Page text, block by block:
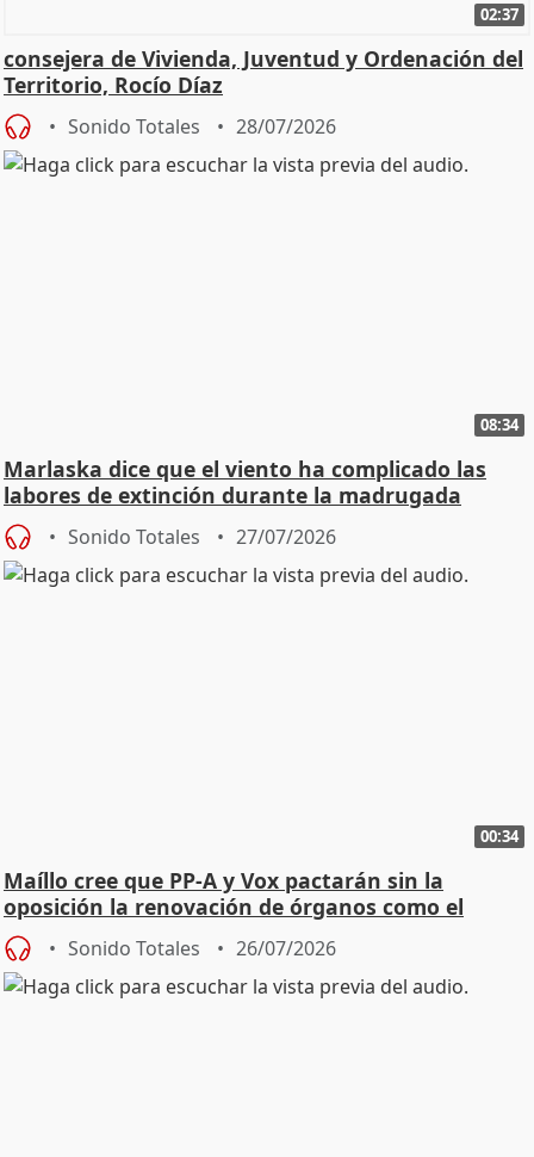
02:37
consejera de Vivienda, Juventud y Ordenación del
Territorio, Rocío Díaz
Sonido Totales 28/07/2026
08:34
Marlaska dice que el viento ha complicado las
labores de extinción durante la madrugada
Sonido Totales 27/07/2026
00:34
Maíllo cree que PP-A y Vox pactarán sin la
oposición la renovación de órganos como el
Defensor
Sonido Totales 26/07/2026